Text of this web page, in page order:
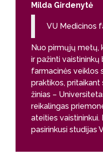
Milda Girdenytė
VU Medicinos
Nuo pirmųjų metų,
ir pažinti vaistininkų
farmacinės veiklos
praktikos,
žinias –
reikalingas
ateities vaistininkui.
pasirinkusi studijas
bet ir užsienio